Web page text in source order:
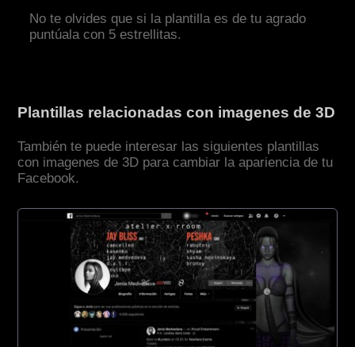
No te olvides que si la plantilla es de tu agrado
puntúala con 5 estrellitas.
Plantillas relacionadas con imagenes de 3D
También te puede interesar las siguientes plantillas
con imagenes de 3D para cambiar la apariencia de tu
Facebook.